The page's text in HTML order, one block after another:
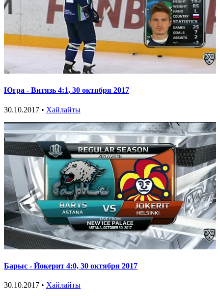
Югра - Витязь 4:1, 30 октября 2017
30.10.2017 • Хайлайты
Барыс - Йокерит 4:0, 30 октября 2017
30.10.2017 • Хайлайты